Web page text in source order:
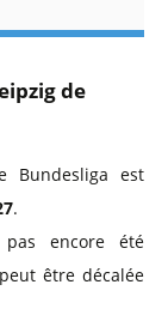
de
Bundesliga est
.
encore été
être décalée